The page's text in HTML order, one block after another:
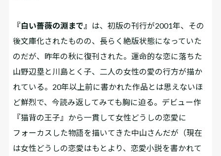
『白い薔薇の淵まで』 は、初版の刊行が2001年、その
後文庫化されたものの、長らく絶版状態になっていた
のだが、昨年の秋に復刊された。運命的な恋に落ちた
山野辺塁と川島とく子、二人の女性の愛の行方が描か
れている。20年以上前に書かれた作品とは思えないほ
ど鮮烈で、今読み返してみても胸に迫る。デビュー作
『猫背の王子』から一貫して女性どうしの恋愛に
フォーカスした物語を描いてきた中山さんだが（現在
は女性どうしの恋愛はもとより、恋愛小説を書かれて